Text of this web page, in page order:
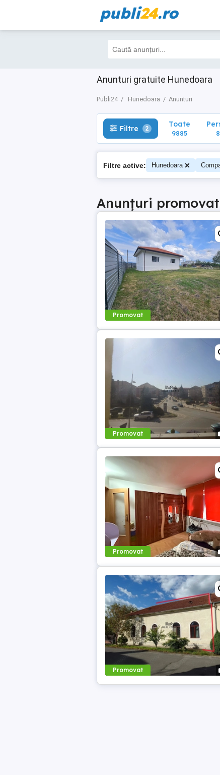
publi24.ro
Anunturi gratuite Hunedoara
Publi24 Hunedoara Anunturi
Filtre 2 Toate
9885
Filtre 2 Toate
9885
Filtre active: Hunedoara
Anunțuri
Promovat
Promovat
Promovat
Promovat